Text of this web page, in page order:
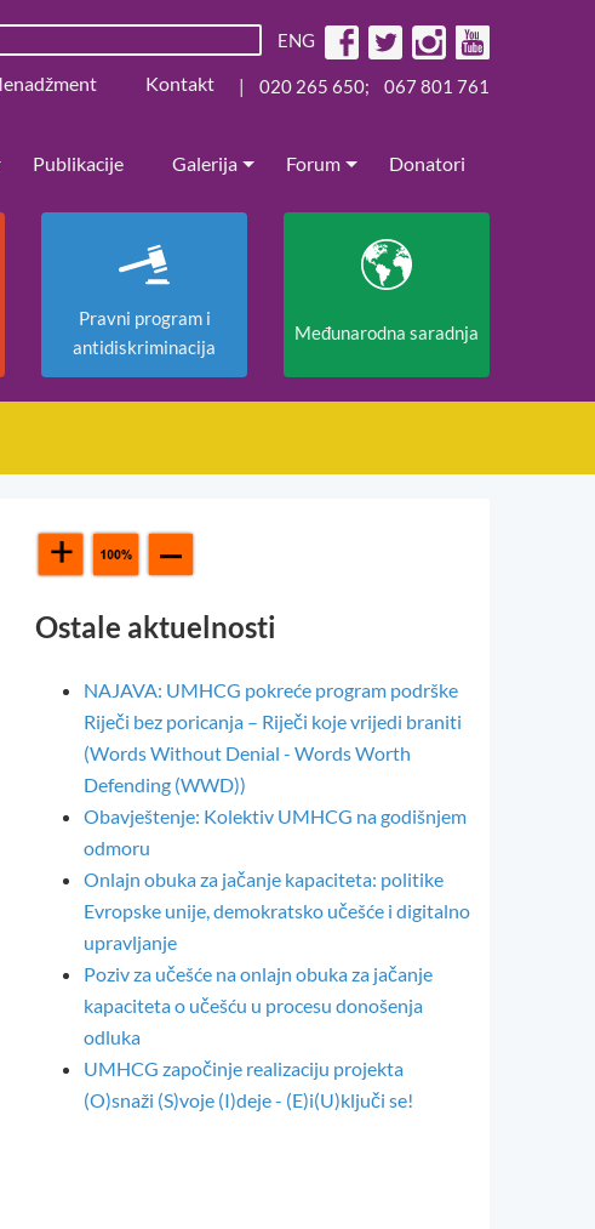
ENG
Kontakt | 020 265 650; 067 801 761
Publikacije Galerija Forum Donatori
Pravni program i
antidiskriminacija
Međunarodna saradnja
Ostale aktuelnosti
NAJAVA: UMHCG pokreće program podrške
Riječi bez poricanja – Riječi koje vrijedi braniti
(Words Without Denial - Words Worth
Defending (WWD))
Obavještenje: Kolektiv UMHCG na godišnjem
odmoru
Onlajn obuka za jačanje kapaciteta: politike
Evropske unije, demokratsko učešće i digitalno
upravljanje
Poziv za učešće na onlajn obuka za jačanje
kapaciteta o učešću u procesu donošenja
odluka
UMHCG započinje realizaciju projekta
(O)snaži (S)voje (I)deje - (E)i(U)ključi se!